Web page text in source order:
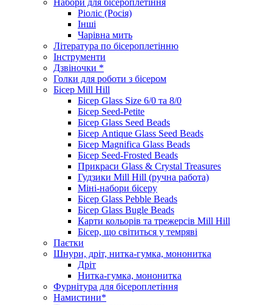
Ріоліс (Росія)
Інші
Чарівна мить
Література по бісероплетінню
Інструменти
Дзвіночки *
Голки для роботи з бісером
Бісер Mill Hill
Бісер Glass Size 6/0 та 8/0
Бісер Seed-Petite
Бісер Glass Seed Beads
Бісер Antique Glass Seed Beads
Бісер Magnifica Glass Beads
Бісер Seed-Frosted Beads
Прикраси Glass & Crystal Treasures
Гудзики Mill Hill (ручна работа)
Міні-набори бісеру
Бісер Glass Pebble Beads
Бісер Glass Bugle Beads
Карти кольорів та трежерсів Mill Hill
Бісер, що світиться у темряві
Паєтки
Шнури, дріт, нитка-гумка, мононитка
Дріт
Нитка-гумка, мононитка
Фурнітура для бісероплетіння
Намистини*